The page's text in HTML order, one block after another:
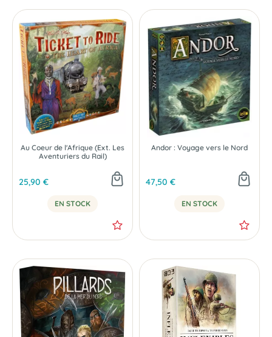
Au Coeur de l'Afrique (Ext. Les
Aventuriers du Rail)
25,90 €
EN STOCK
Andor : Voyage vers le Nord
47,50 €
EN STOCK